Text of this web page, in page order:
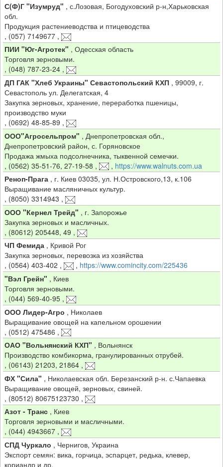
С(Ф)Г "Изумруд" , с.Лозовая, Богодуховский р-н,Харьковская
обл.
Продукция растениеводства и птицеводства
, (057) 7149677,
ПИИ "Юг-Агротек" , Одесская область
Торговля зерновыми.
, (048) 787-23-24,
ДП ГАК "Хлеб Украины" Севастопольский КХП, 99009, г.
Севастополь ул. Делегатская, 4
Закупка зерновых, хранение, переработка пшеницы,
производство муки
, (0692) 48-85-89 ,
ООО"Агросельпром" , Днепропетровская обл.,
Днепропетровский район, с. Горяновское
Продажа жмыха подсолнечника, тыквенной семечки.
, (0562) 35-51-76, 27-19-58 , , https://www.walnuts.com.ua
Реноп-Прага, г. Киев 03035, ул. Н.Островского,13, к.106
Выращивание масляничных культур.
, (8050) 3314943 ,
ООО "Кернел Трейд" , г. Запорожье
Закупка зерновых и масличных.
, (80612) 205448, 49 ,
ЧП Фемида, Кривой Рог
Закупка зерновых, перевозка из хозяйства
, (0564) 403-402 , , https://www.comincity.com/225436
"Вэл Грейн" , Киев
Торговля зерновыми.
, (044) 569-40-95,
ООО Лидер-Агро , Николаев
Выращивание овощей на капельном орошении
, (0512) 475486 ,
ОАО "Вольнянский КХП" , Вольнянск
Производство комбикорма, гранулированных отрубей.
, (06143) 21203, 21864,
ФХ "Сила" , Николаевская обл. Березанский р-н. с.Чапаевка
Выращивание овощей, зерновых, свиней.
, (80512) 80675123730 ,
Азот - Транс, Киев
Торговля зерновыми и масличными.
, (044) 4943667,
СПД Чуркало , Чернигов, Украина
Экспорт семян: вика, горчица, эспарцет, редька, клевер,
кориандр и др.